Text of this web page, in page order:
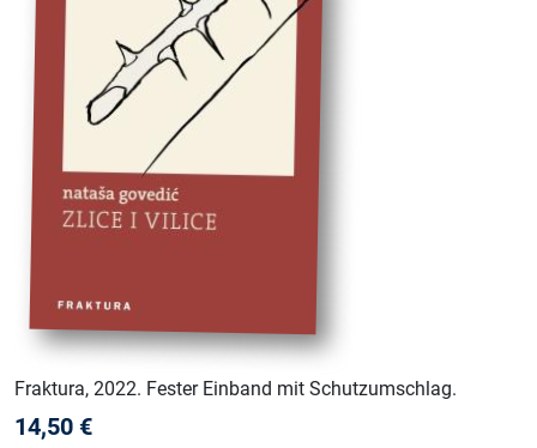
Fraktura, 2022. Fester Einband mit Schutzumschlag.
14,50 €